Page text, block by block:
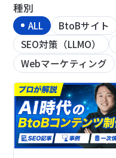
種別
ALL BtoBサイト
SEO対策（LLMO）
Webマーケティング